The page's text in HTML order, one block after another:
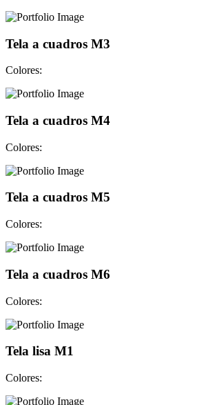
Tela a cuadros M3
Colores:
Tela a cuadros M4
Colores:
Tela a cuadros M5
Colores:
Tela a cuadros M6
Colores:
Tela lisa M1
Colores: